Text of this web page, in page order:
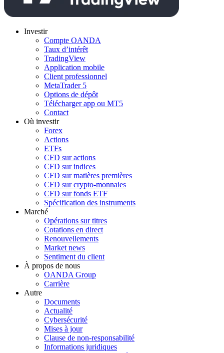
Investir
Compte OANDA
Taux d’intérêt
TradingView
Application mobile
Client professionnel
MetaTrader 5
Options de dépôt
Télécharger app ou MT5
Contact
Où investir
Forex
Actions
ETFs
CFD sur actions
CFD sur indices
CFD sur matières premières
CFD sur crypto-monnaies
CFD sur fonds ETF
Spécification des instruments
Marché
Opérations sur titres
Cotations en direct
Renouvellements
Market news
Sentiment du client
À propos de nous
OANDA Group
Carrière
Autre
Documents
Actualité
Cybersécurité
Mises à jour
Clause de non-responsabilité
Informations juridiques